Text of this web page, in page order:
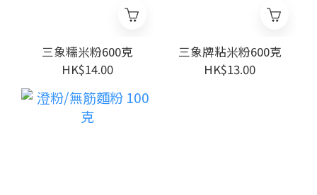
三象糯米粉600克
HK$14.00
三象牌粘米粉600克
HK$13.00